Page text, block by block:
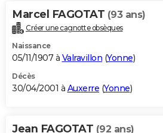
Marcel FAGOTAT (93 ans)
Créer une cagnotte obsèques
Naissance
05/11/1907 à Valravillon (Yonne)
Décès
30/04/2001 à Auxerre (Yonne)
Jean FAGOTAT (92 ans)